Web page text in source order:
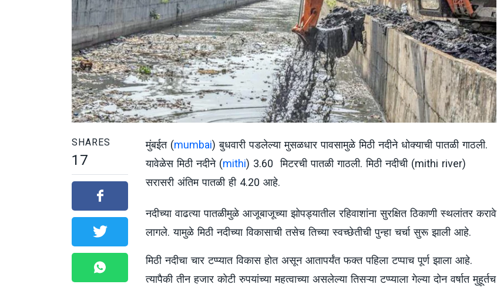
SHARES
17
मुंबईत (mumbai) बुधवारी पडलेल्या मुसळधार पावसामुळे मिठी नदीने धोक्याची पातळी गाठली.
यावेळेस मिठी नदीने (mithi) 3.60 मिटरची पातळी गाठली. मिठी नदीची (mithi river)
सरासरी अंतिम पातळी ही 4.20 आहे.
नदीच्या वाढत्या पातळीमुळे आजूबाजूच्या झोपड्यातील रहिवाशांना सुरक्षित ठिकाणी स्थलांतर करावे
लागले. यामुळे मिठी नदीच्या विकासाची तसेच तिच्या स्वच्छेतीची पुन्हा चर्चा सुरू झाली आहे.
मिठी नदीचा चार टप्प्यात विकास होत असून आतापर्यंत फक्त पहिला टप्पाच पूर्ण झाला आहे.
त्यापैकी तीन हजार कोटी रुपयांच्या महत्वाच्या असलेल्या तिसऱ्या टप्प्याला गेल्या दोन वर्षात मुहूर्तच